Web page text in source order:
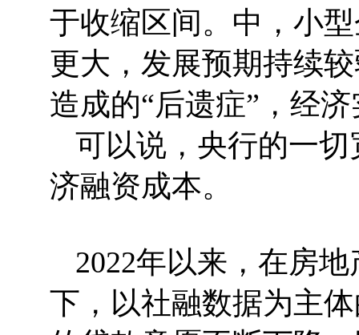
于收缩区间。中，小
更大，发展预期持续
造成的“后遗症”，经
可以说，央行的一
济融资成本。
2022年以来，在房
下，以社融数据为主